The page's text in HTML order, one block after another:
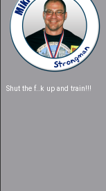
Shut the f..k up and train!!!